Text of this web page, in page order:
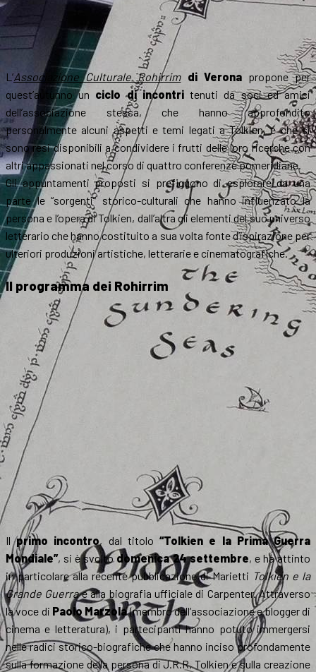
L’Associazione Culturale Rohirrimdi Veronapropone per
quest’autunno un ciclo di incontritenuti da soci ed amici
dell’associazione stessa, che hanno approfondito
personalmente alcuni aspetti e temi legati a Tolkien, e che si
sono resi disponibili a condividere i frutti delle loro ricerche con
altri appassionati nel corso di quattro conferenze pomeridiane.
Gli appuntamenti proposti si prefiggono di esplorare da una
parte le “sorgenti” storico-culturali che hanno influenzato la
persona e l’opera di Tolkien, dall’altra gli elementi del suo universo
letterario che hanno costituito a sua volta fonte d’ispirazione per
ulteriori produzioni artistiche, letterarie e cinematografiche.
Il programma dei Rohirrim
Ilprimo incontro, dal titolo“Tolkien e la Prima Guerra
Mondiale”, si è svolto domenica 24 settembre, e ha attinto
in particolare alla recente pubblicazione di Marietti Tolkien e la
Grande Guerrae alla biografia ufficiale di Carpenter. Attraverso
la voce di Paolo Marzola(membro dell’associazione e blogger di
cinema e letteratura), i partecipanti hanno potuto immergersi
nelle radici storico-biografiche che hanno inciso profondamente
sulla formazione della persona di J.R.R. Tolkien e sulla creazione